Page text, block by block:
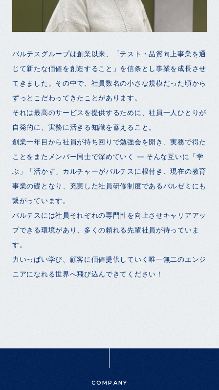
バルテスグループは創業以来、「テスト・品質向上事業を通
じて新たな価値を創造すること」を信条とし事業を成長させ
てきました。その中で、社員数名の小さな規模だった頃から
ずっとこだわってきたことがあります。
それは最高のサービスを提供するために、社員一人ひとりが
自発的に、実務に活きる知識を蓄えること。
創業一年目から社員が持ち回りで勉強会を開き、実務で得た
ことをまたメンバー同士で深めていく ― そんな互いに「学
ぶ」「活かす」カルチャーがバルテスに根付き、現在の教育
事業の礎となり、充実した社員研修制度であるバルゼミにも
繋がっています。
バルテスには社員それぞれの専門性を向上させキャリアアッ
プできる環境があり、多くの頼れる先輩社員が待っていま
す。
力いっぱい学び、顧客に価値提供していく唯一無二のエンジ
ニアになれる世界へ飛び込んできてください！
COMPANY